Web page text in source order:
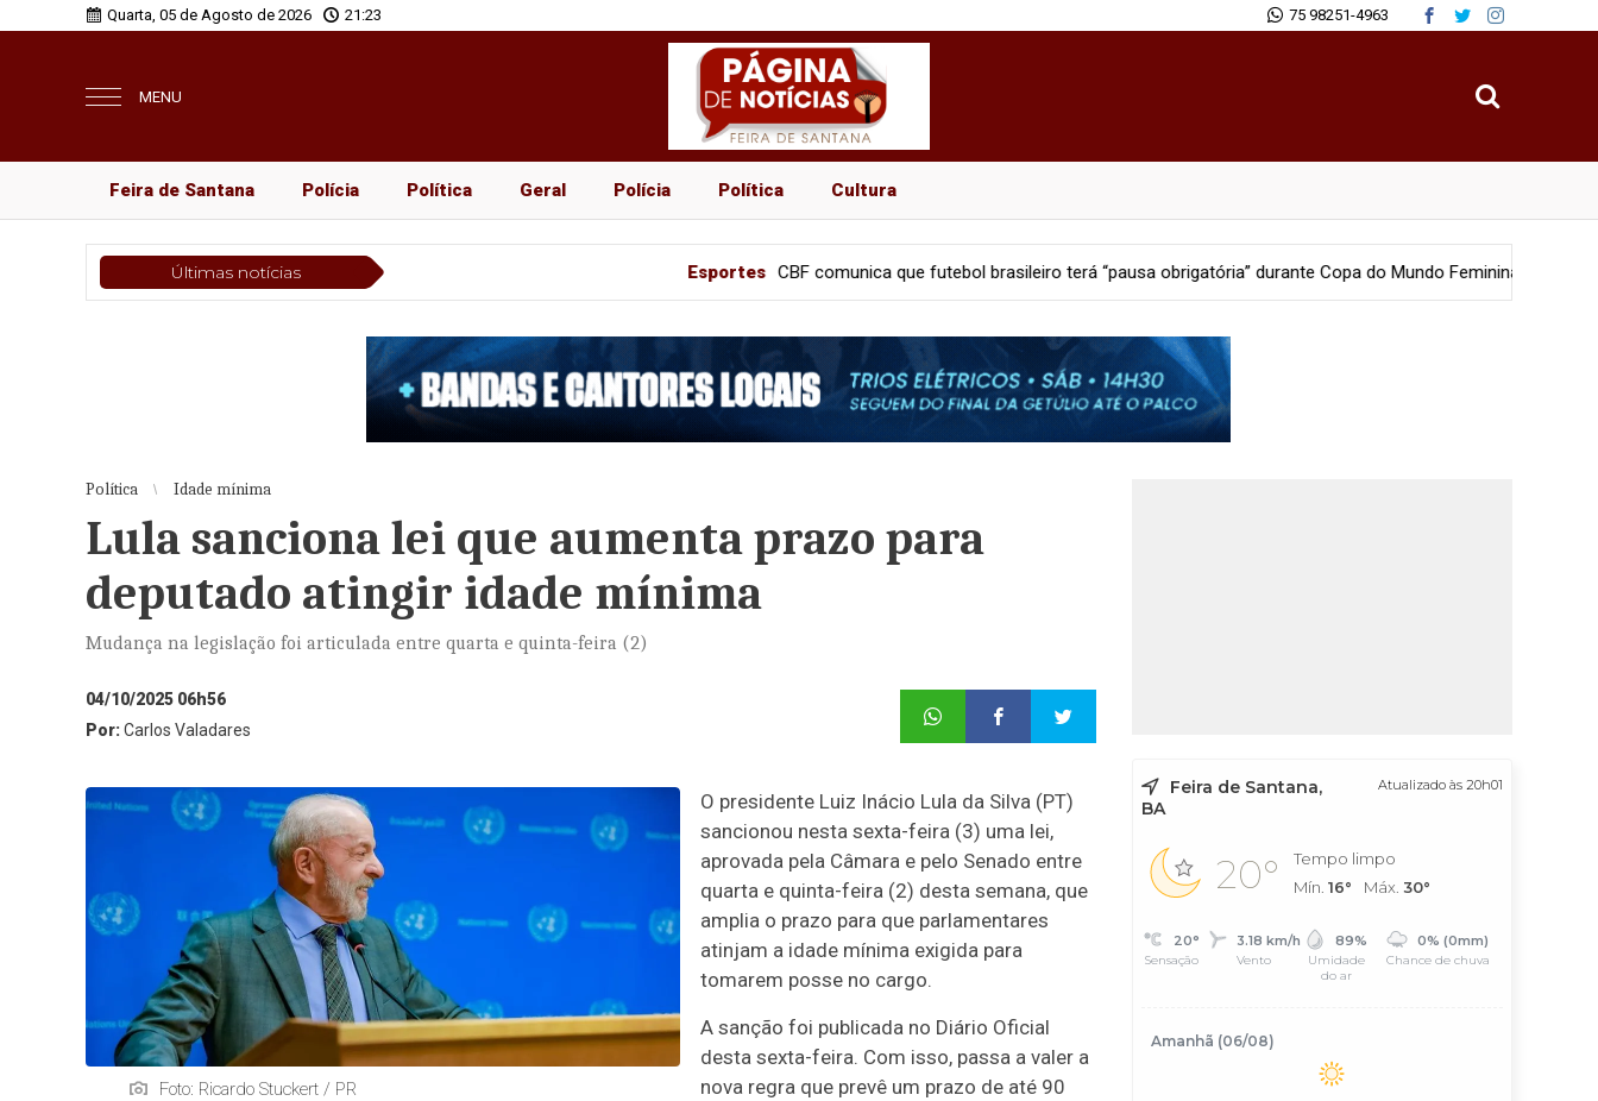
Quarta, 05 de Agosto de 2026 21:23 75 98251-4963
MENU
Feira de Santana Polícia Política Geral Polícia Política Cultura
Últimas notícias CBF comunica que futebol brasileiro terá “pausa obrigatória” durante Copa do Mundo Feminina 2027 Polícia
Política Idade mínima
Lula sanciona lei que aumenta prazo para
deputado atingir idade mínima
Mudança na legislação foi articulada entre quarta e quinta-feira (2)
04/10/2025 06h56
Por:Carlos Valadares
Foto: Ricardo Stuckert / PR
O presidente Luiz Inácio Lula da Silva (PT)
sancionou nesta sexta-feira (3) uma lei,
aprovada pela Câmara e pelo Senado entre
quarta e quinta-feira (2) desta semana, que
amplia o prazo para que parlamentares
atinjam a idade mínima exigida para
tomarem posse no cargo.
A sanção foi publicada no Diário Oficial
desta sexta-feira. Com isso, passa a valer a
nova regra que prevê um prazo de até 90
Feira de Santana,
BA
Atualizado às 20h01
20°
Tempo limpo
Mín. 16° Máx. 30°
20°
Sensação
3.18 km/h
Vento
89%
Umidade
do ar
0% (0mm)
Chance de chuva
Amanhã (06/08)